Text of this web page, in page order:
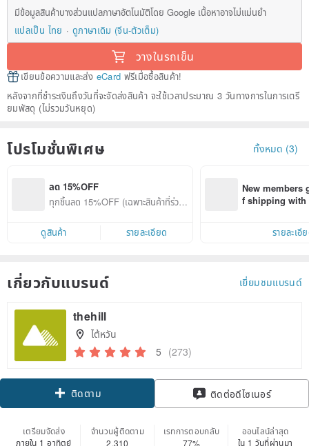
มีข้อมูลสินค้าบางส่วนแปลภาษาอัตโนมัติโดย Google เนื้อหาอาจไม่แม่นยำ
แปลเป็น ไทย
ดูภาษาเดิม (จีน-ตัวเต็ม)
วางในรถเข็น
เขียนข้อความและส่ง eCard ฟรีเมื่อซื้อสินค้า!
หลังจากที่ชำระเงินถึงวันที่จะจัดส่งสินค้า จะใช้เวลาประมาณ 3 วันทางการในการเตรี
ยมพัสดุ (ไม่รวมวันหยุด)
โปรโมชั่นพิเศษ ทั้งหมด (3)
ลด 15%OFF
ทุกชิ้นลด 15%OFF (เฉพาะสินค้าที่ร่วมร
ดูสินค้า
รายละเอียด
New members
f shipping
within 7 days!
รายละเอี
เกี่ยวกับแบรนด์ เยี่ยมชมแบรนด์
thehill
ไต้หวัน
5 (273)
ติดตาม ติดต่อดีไซเนอร์
เตรียมจัดส่ง
ภายใน 1 อาทิตย์
จำนวนผู้ติดตาม
2,310
เรทการตอบกลับ
77%
ออนไลน์ล่าสุด
ใน 1 วันที่ผ่านมา